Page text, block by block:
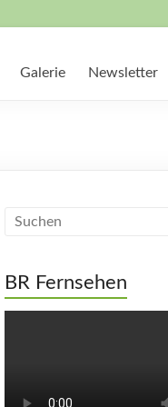
Galerie Newsletter
BR Fernsehen